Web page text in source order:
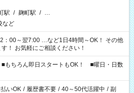
駅 / 麹町駅 / …
など
00～翌7:00 …など1日4時間～OK！ その他
！ お気軽にご相談ください！
もちろん即日スタートもOK！ ■曜日・日数
払いOK / 履歴書不要 / 40～50代活躍中 / 副